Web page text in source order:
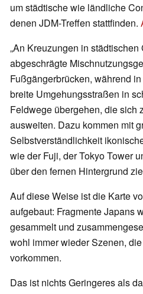
um städtische wie ländliche
denen JDM-Treffen stattfinden.
„An Kreuzungen in
abgeschrägte
Fußgängerbrücken, während
breite Umgehungsstraßen in
Feldwege übergehen, die sich
ausweiten. Dazu kommen mit
Selbstverständlichkeit
wie der Fuji, der Tokyo Tower
über den fernen Hintergrund
Auf diese Weise ist die Karte
aufgebaut: Fragmente Japans
gesammelt und
wohl immer wieder Szenen,
vorkommen.
Das ist nichts Geringeres als